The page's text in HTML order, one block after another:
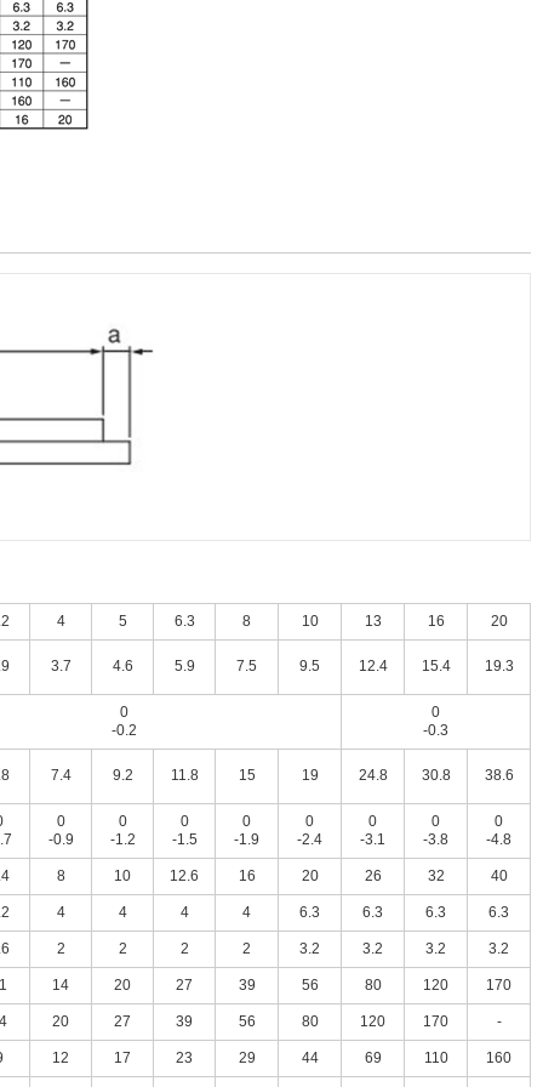
4 5 6.3 8 10 13 16 20
3.7 4.6 5.9 7.5 9.5 12.4 15.4 19.3
0
-0.2
0
-0.3
7.4 9.2 11.8 15 19 24.8 30.8 38.6
0
-0.9
0
-1.2
0
-1.5
0
-1.9
0
-2.4
0
-3.1
0
-3.8
0
-4.8
8 10 12.6 16 20 26 32 40
4 4 4 4 6.3 6.3 6.3 6.3
2 2 2 2 3.2 3.2 3.2 3.2
14 20 27 39 56 80 120 170
20 27 39 56 80 120 170 -
12 17 23 29 44 69 110 160